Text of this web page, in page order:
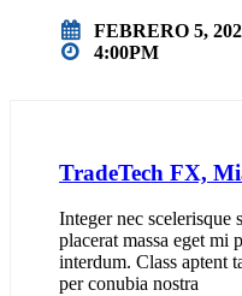
FEBRERO 5,
4:00PM
TradeTech FX,
Integer nec scelerisque
placerat massa eget mi
interdum. Class aptent
per conubia nostra